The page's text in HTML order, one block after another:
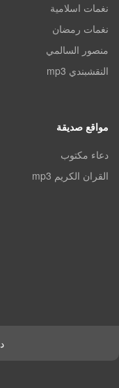
نغمات اسلامية
نغمات رمضان
منصور السالمي
النقشبندي mp3
مواقع صديقة
دعاء مكتوب
القران الكريم mp3